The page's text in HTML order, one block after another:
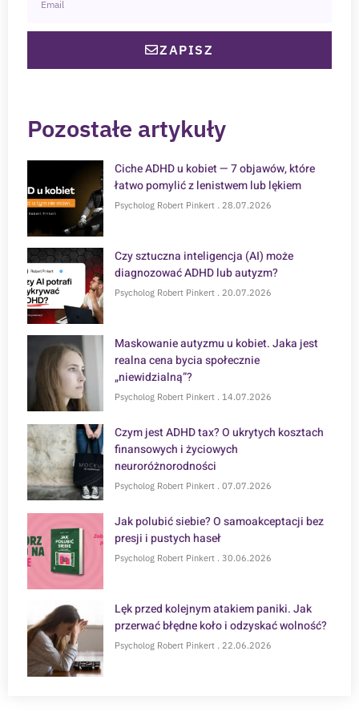
ZAPISZ
Pozostałe artykuły
Ciche ADHD u kobiet — 7 objawów, które
łatwo pomylić z lenistwem lub lękiem
Psycholog Robert Pinkert 28.07.2026
Czy sztuczna inteligencja (AI) może
diagnozować ADHD lub autyzm?
Psycholog Robert Pinkert 20.07.2026
Maskowanie autyzmu u kobiet. Jaka jest
realna cena bycia społecznie
„niewidzialną”?
Psycholog Robert Pinkert 14.07.2026
Czym jest ADHD tax? O ukrytych kosztach
finansowych i życiowych
neuroróżnorodności
Psycholog Robert Pinkert 07.07.2026
Jak polubić siebie? O samoakceptacji bez
presji i pustych haseł
Psycholog Robert Pinkert 30.06.2026
Lęk przed kolejnym atakiem paniki. Jak
przerwać błędne koło i odzyskać wolność?
Psycholog Robert Pinkert 22.06.2026